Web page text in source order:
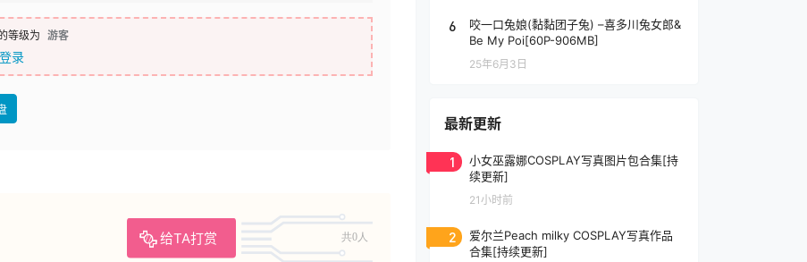
等级为 游客
登录
给TA打赏 共0人
6
咬一口兔娘(黏黏团子兔) –喜多川兔女郎&
Be My Poi[60P-906MB]
25年6月3日
最新更新
1
小女巫露娜COSPLAY写真图片包合集[持
续更新]
21小时前
2
爱尔兰Peach milky COSPLAY写真作品
合集[持续更新]